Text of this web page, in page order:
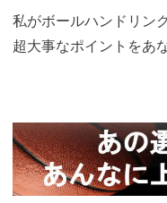
私がボールハンドリン
超大事なポイントをあ